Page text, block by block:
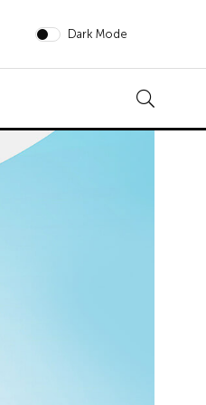
Dark Mode